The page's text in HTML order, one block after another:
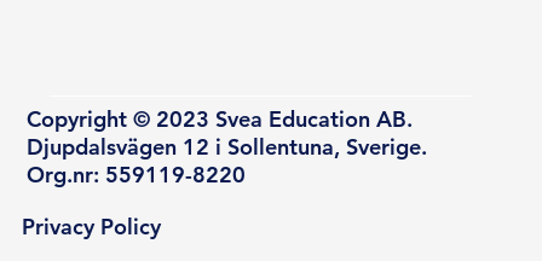
Copyright © 2023 Svea Education AB.
Djupdalsvägen 12 i Sollentuna, Sverige.
Org.nr: 559119-8220
Privacy Policy